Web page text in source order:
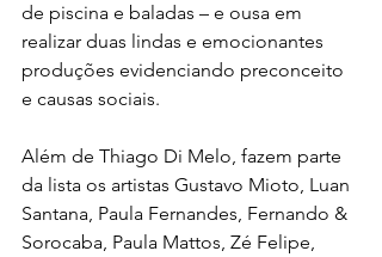
de piscina e baladas – e ousa em
realizar duas lindas e emocionantes
produções evidenciando preconceito
e causas sociais.
Além de Thiago Di Melo, fazem parte
da lista os artistas Gustavo Mioto, Luan
Santana, Paula Fernandes, Fernando &
Sorocaba, Paula Mattos, Zé Felipe,